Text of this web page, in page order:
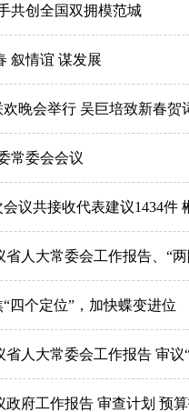
共创全国双拥模范城
叙情谊 谋发展
晚会举行 吴巨培致新春贺
常委会会议
议共接收代表建议1434件
四个定位”，加快蝶变进位
府工作报告 审查计划 预